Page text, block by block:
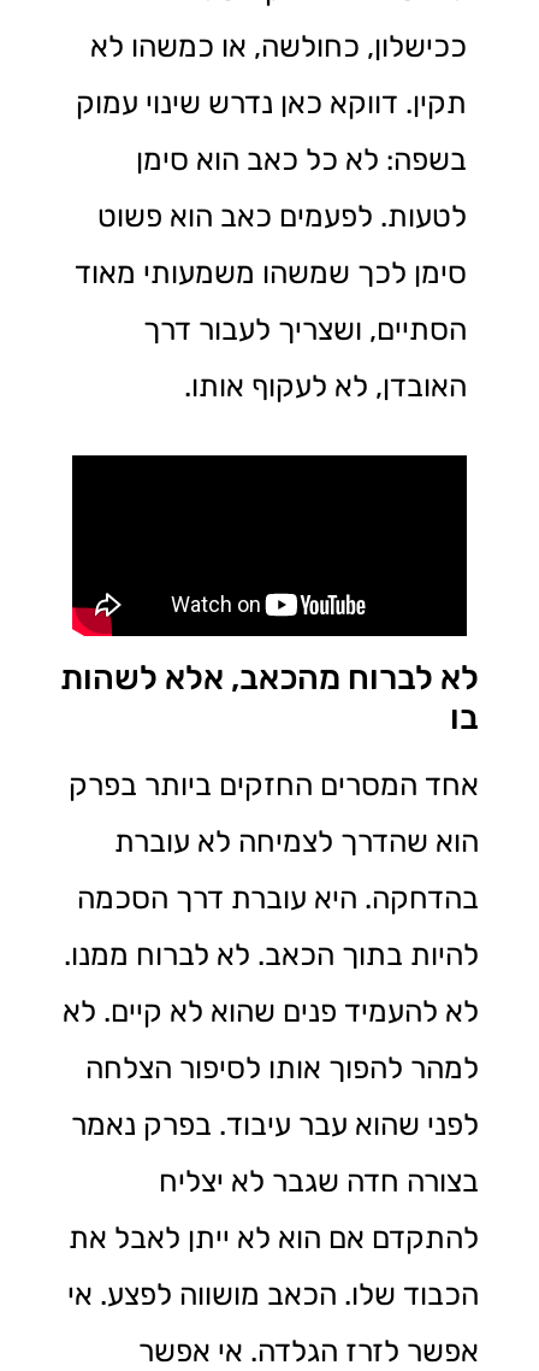
ככישלון, כחולשה, או כמשהו לא
תקין. דווקא כאן נדרש שינוי עמוק
בשפה: לא כל כאב הוא סימן
לטעות. לפעמים כאב הוא פשוט
סימן לכך שמשהו משמעותי מאוד
הסתיים, ושצריך לעבור דרך
האובדן, לא לעקוף אותו.
לא לברוח מהכאב, אלא לשהות
בו
אחד המסרים החזקים ביותר בפרק
הוא שהדרך לצמיחה לא עוברת
בהדחקה. היא עוברת דרך הסכמה
להיות בתוך הכאב. לא לברוח ממנו.
לא להעמיד פנים שהוא לא קיים. לא
למהר להפוך אותו לסיפור הצלחה
לפני שהוא עבר עיבוד. בפרק נאמר
בצורה חדה שגבר לא יצליח
להתקדם אם הוא לא ייתן לאבל את
הכבוד שלו. הכאב מושווה לפצע. אי
אפשר לזרז הגלדה. אי אפשר